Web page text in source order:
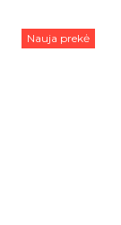
Nauja prekė